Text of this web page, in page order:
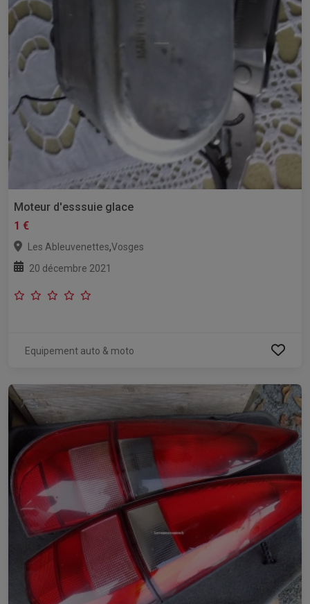
Moteur d'esssuie glace
1 €
Les Ableuvenettes,Vosges
20 décembre 2021
Equipement auto & moto